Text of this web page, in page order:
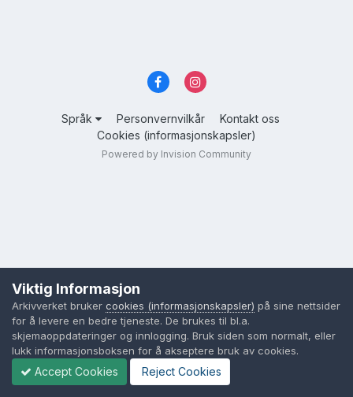
Språk Personvernvilkår
Kontakt oss
Cookies (informasjonskapsler)
Powered by Invision Community
Viktig Informasjon
Arkivverket bruker cookies (informasjonskapsler) på sine nettsider
for å levere en bedre tjeneste. De brukes til bl.a.
skjemaoppdateringer og innlogging. Bruk siden som normalt, eller
lukk informasjonsboksen for å akseptere bruk av cookies.
Accept Cookies Reject Cookies